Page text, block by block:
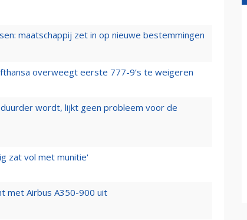
maatschappij zet in op nieuwe bestemmingen
overweegt eerste 777-9’s te weigeren
wordt, lijkt geen probleem voor de
zat vol met munitie'
met Airbus A350-900 uit